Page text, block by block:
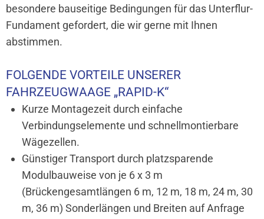
besondere bauseitige Bedingungen für das Unterflur-
Fundament gefordert, die wir gerne mit Ihnen
abstimmen.
FOLGENDE VORTEILE UNSERER
FAHRZEUGWAAGE „RAPID-K“
Kurze Montagezeit durch einfache
Verbindungselemente und schnellmontierbare
Wägezellen.
Günstiger Transport durch platzsparende
Modulbauweise von je 6 x 3 m
(Brückengesamtlängen 6 m, 12 m, 18 m, 24 m, 30
m, 36 m) Sonderlängen und Breiten auf Anfrage